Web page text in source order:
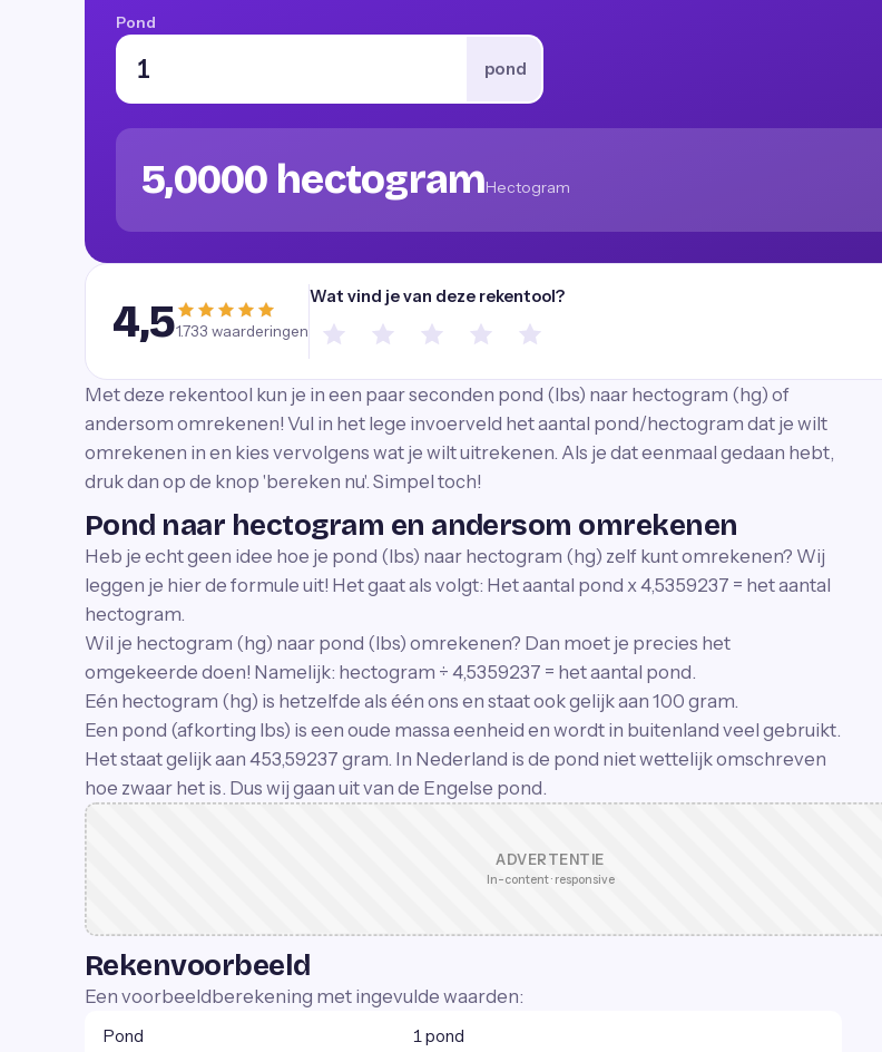
Pond
pond
5,0000 hectogramHectogram
4,51.733 waarderingen
Wat vind je van deze rekentool?
Met deze rekentool kun je in een paar seconden pond (lbs) naar hectogram (hg) of
andersom omrekenen! Vul in het lege invoerveld het aantal pond/hectogram dat je wilt
omrekenen in en kies vervolgens wat je wilt uitrekenen. Als je dat eenmaal gedaan hebt,
druk dan op de knop 'bereken nu'. Simpel toch!
Pond naar hectogram en andersom omrekenen
Heb je echt geen idee hoe je pond (lbs) naar hectogram (hg) zelf kunt omrekenen? Wij
leggen je hier de formule uit! Het gaat als volgt: Het aantal pond x 4,5359237 = het aantal
hectogram.
Wil je hectogram (hg) naar pond (lbs) omrekenen? Dan moet je precies het
omgekeerde doen! Namelijk: hectogram ÷ 4,5359237 = het aantal pond.
Eén hectogram (hg) is hetzelfde als één ons en staat ook gelijk aan 100 gram.
Een pond (afkorting lbs) is een oude massa eenheid en wordt in buitenland veel gebruikt.
Het staat gelijk aan 453,59237 gram. In Nederland is de pond niet wettelijk omschreven
hoe zwaar het is. Dus wij gaan uit van de Engelse pond.
ADVERTENTIE
In-content · responsive
Rekenvoorbeeld
Een voorbeeldberekening met ingevulde waarden:
Pond 1 pond